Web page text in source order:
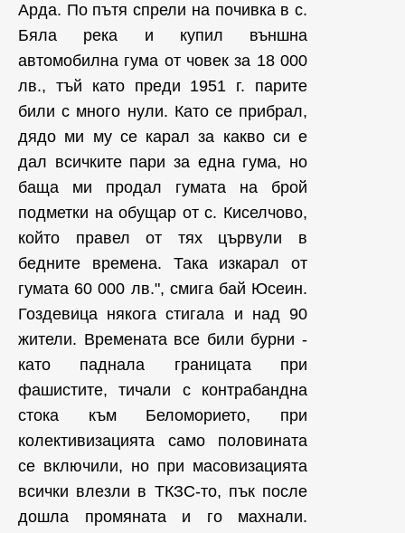
Арда. По пътя спрели на почивка в с.
Бяла река и купил външна
автомобилна гума от човек за 18 000
лв., тъй като преди 1951 г. парите
били с много нули. Като се прибрал,
дядо ми му се карал за какво си е
дал всичките пари за една гума, но
баща ми продал гумата на брой
подметки на обущар от с. Киселчово,
който правел от тях цървули в
бедните времена. Така изкарал от
гумата 60 000 лв.", смига бай Юсеин.
Гоздевица някога стигала и над 90
жители. Времената все били бурни -
като паднала границата при
фашистите, тичали с контрабандна
стока към Беломорието, при
колективизацията само половината
се включили, но при масовизацията
всички влезли в ТКЗС-то, пък после
дошла промяната и го махнали.